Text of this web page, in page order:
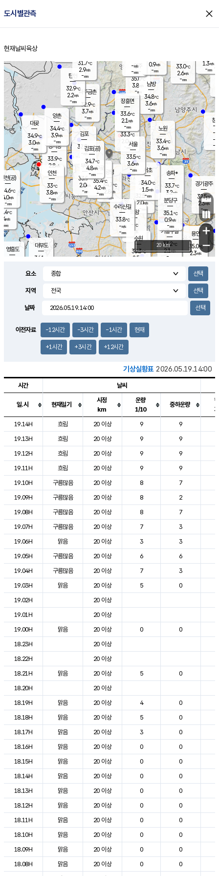
도시별관측 close
홈
현재날씨 육상
의도
℃
m/s
mm
영흥도
양주
35.0℃
3.8
-mm
과천
32.5℃
2.0m/s
- mm
용인
35.0℃
2.3m/s
경기광주
32.5℃
2.3m/s
-mm
2.7m/s
대부도
34.1
경서동
33.9℃
2.8 m/s
-mm
파주금촌
32.9℃
3.7m/s
-mm
33.0℃
2.6m/s
-mm
대곶
34.9℃
3.0m/s
-mm
창
-
-m/
-
탄현
32.9℃
2.2m/s
-mm
1.3m/s
-mm
의왕
- ℃
m/s
mm
김포
32.8℃
-m/s
mm
광명
34.7 ℃
2.8 m/s
-mm
부천
33.9℃
2.0m/s
-mm
양촌
34.4℃
3.9m/s
-mm
구로
35.4℃
4.2m/s
-mm
은평
33.3℃
2.0 m/s
- mm
노원
33.4℃
3.6m/s
-mm
송파*
33.7℃
3.2m/s
-mm
서초
34.0℃
1.5m/s
-mm
남방
34.8℃
3.6m/s
-mm
기흥구갈
33.2℃
2.1m/s
-
수리산길
33.8℃
-m/s
-mm
분당구
35.1℃
0.9m/s
-mm
장흥면
33.6℃
2.1 m/s
-mm
-m/s
-mm
인천(공)
34.6℃
4.0m/s
-mm
김포(공)
34.7℃
4.8m/s
-mm
수원
33.3℃
2.5 m/s
인천
33℃
3.8m/s
-mm
서울
33.5℃
3.6m/s
-mm
31.7℃
2.9m/s
-mm
0.9m/s
-mm
+
−
20 km
요소
지역
날짜
이전자료 -12시간 -3시간 -1시간 현재
+1시간 +3시간 +12시간
기상실황표 2026.05.19.14:00
도시별 기상실황표로 지점, 날씨, 기온, 강수, 바람, 기압등을 안내한 표입
시간 날씨
일.시 현재일기
시정
km
운량
1/10
중하운량
19.14H
흐림 20 이상 9 9
19.13H
흐림 20 이상 9 9
19.12H
흐림 20 이상 9 9
19.11H
흐림 20 이상 9 9
19.10H
구름많음 20 이상 8 7
19.09H
구름많음 20 이상 8 2
19.08H
구름많음 20 이상 8 7
19.07H
구름많음 20 이상 7 3
19.06H
맑음 20 이상 3 3
19.05H
구름많음 20 이상 6 6
19.04H
구름많음 20 이상 7 3
19.03H
맑음 20 이상 5 0
19.02H
20 이상
19.01H
20 이상
19.00H
맑음 20 이상 0 0
18.23H
20 이상
18.22H
20 이상
18.21H
맑음 20 이상 5 0
18.20H
20 이상
18.19H
맑음 20 이상 4 0
18.18H
맑음 20 이상 5 0
18.17H
맑음 20 이상 3 0
18.16H
맑음 20 이상 0 0
18.15H
맑음 20 이상 0 0
18.14H
맑음 20 이상 0 0
18.13H
맑음 20 이상 0 0
18.12H
맑음 20 이상 0 0
18.11H
맑음 20 이상 0 0
18.10H
맑음 20 이상 0 0
18.09H
맑음 20 이상 0 0
18.08H
맑음 20 이상 0 0